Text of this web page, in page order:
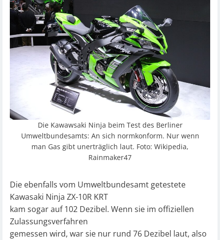
Die Kawawsaki Ninja beim Test des Berliner
Umweltbundesamts: An sich normkonform. Nur wenn
man Gas gibt unerträglich laut. Foto: Wikipedia,
Rainmaker47
Die ebenfalls vom Umweltbundesamt getestete
Kawasaki Ninja ZX-10R KRT
kam sogar auf 102 Dezibel. Wenn sie im offiziellen
Zulassungsverfahren
gemessen wird, war sie nur rund 76 Dezibel laut, also